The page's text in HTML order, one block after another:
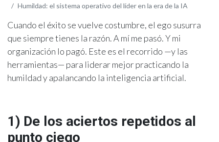
Humildad: el sistema operativo del líder en la era de la IA
Cuando el éxito se vuelve costumbre, el ego susurra
que siempre tienes la razón. A mí me pasó. Y mi
organización lo pagó. Este es el recorrido —y las
herramientas— para liderar mejor practicando la
humildad y apalancando la inteligencia artificial.
1) De los aciertos repetidos al
punto ciego